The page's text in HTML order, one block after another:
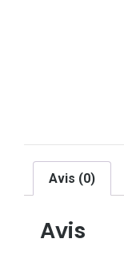
Avis (0)
Avis